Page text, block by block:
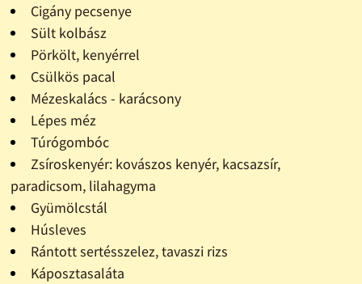
Cigány pecsenye
Sült kolbász
Pörkölt, kenyérrel
Csülkös pacal
Mézeskalács - karácsony
Lépes méz
Túrógombóc
Zsíroskenyér: kovászos kenyér, kacsazsír,
paradicsom, lilahagyma
Gyümölcstál
Húsleves
Rántott sertésszelez, tavaszi rizs
Káposztasaláta